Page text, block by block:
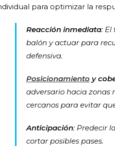
para optimizar la
Reacción inmediata:
balón y actuar para
defensiva.
Posicionamiento y
adversario hacia zonas
cercanos para evitar
Anticipación: Predecir
cortar posibles pases.